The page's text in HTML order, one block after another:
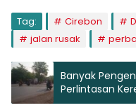
Tag: Cirebon
jalan rusak
Banyak
Perlintasan
Imbauan